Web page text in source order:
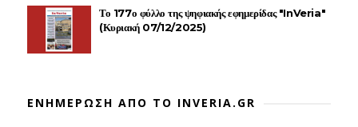
Το 177ο φύλλο της ψηφιακής εφημερίδας "InVeria"
(Κυριακή 07/12/2025)
ΕΝΗΜΕΡΩΣΗ ΑΠΟ ΤΟ INVERIA.GR